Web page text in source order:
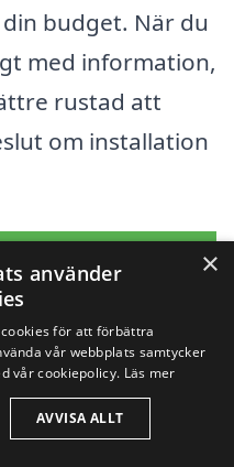
budget. När du
med information,
rustad att
om installation
och utan
×
använder
för att förbättra
vår webbplats samtycker
vår cookiepolicy. Läs mer
AVVISA ALLT